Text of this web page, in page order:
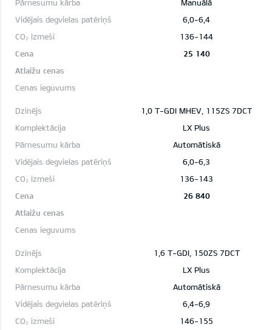
Manuālā
6,0-6,4
136-144
25 140
1,0 T-GDI MHEV, 115ZS 7DCT
LX Plus
Automātiskā
6,0-6,3
136-143
26 840
1,6 T-GDI, 150ZS 7DCT
LX Plus
Automātiskā
6,4-6,9
146-155